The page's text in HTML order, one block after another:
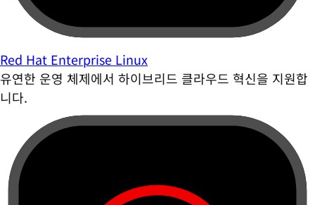
Red Hat Enterprise Linux
유연한 운영 체제에서 하이브리드 클라우드 혁신을 지원합
니다.